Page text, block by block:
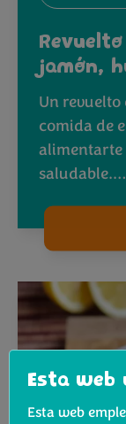
jamón,
Un
comida de
alimentarte
saludable.…
Esta web
Esta web